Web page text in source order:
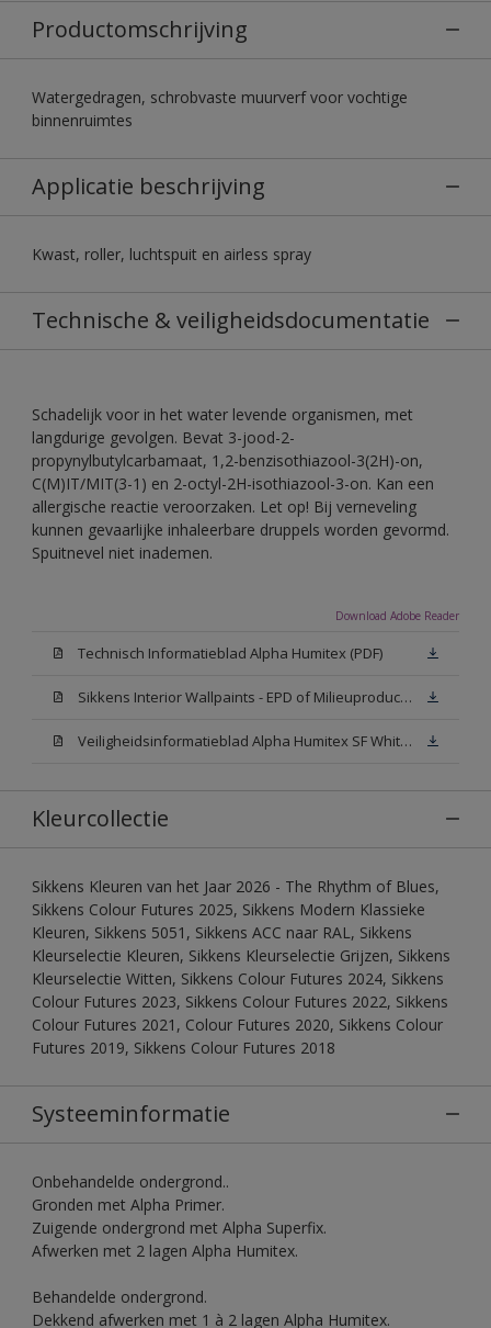
Productomschrijving
Watergedragen, schrobvaste muurverf voor vochtige
binnenruimtes
Applicatie beschrijving
Kwast, roller, luchtspuit en airless spray
Technische & veiligheidsdocumentatie
Schadelijk voor in het water levende organismen, met
langdurige gevolgen. Bevat 3-jood-2-
propynylbutylcarbamaat, 1,2-benzisothiazool-3(2H)-on,
C(M)IT/MIT(3-1) en 2-octyl-2H-isothiazool-3-on. Kan een
allergische reactie veroorzaken. Let op! Bij verneveling
kunnen gevaarlijke inhaleerbare druppels worden gevormd.
Spuitnevel niet inademen.
Download Adobe Reader
Technisch Informatieblad Alpha Humitex (PDF)
Sikkens Interior Wallpaints - EPD of Milieuproductverklaring
Veiligheidsinformatieblad Alpha Humitex SF White W05 (MSDS)
Kleurcollectie
Sikkens Kleuren van het Jaar 2026 - The Rhythm of Blues,
Sikkens Colour Futures 2025, Sikkens Modern Klassieke
Kleuren, Sikkens 5051, Sikkens ACC naar RAL, Sikkens
Kleurselectie Kleuren, Sikkens Kleurselectie Grijzen, Sikkens
Kleurselectie Witten, Sikkens Colour Futures 2024, Sikkens
Colour Futures 2023, Sikkens Colour Futures 2022, Sikkens
Colour Futures 2021, Colour Futures 2020, Sikkens Colour
Futures 2019, Sikkens Colour Futures 2018
Systeeminformatie
Onbehandelde ondergrond..
Gronden met Alpha Primer.
Zuigende ondergrond met Alpha Superfix.
Afwerken met 2 lagen Alpha Humitex.
Behandelde ondergrond.
Dekkend afwerken met 1 à 2 lagen Alpha Humitex.